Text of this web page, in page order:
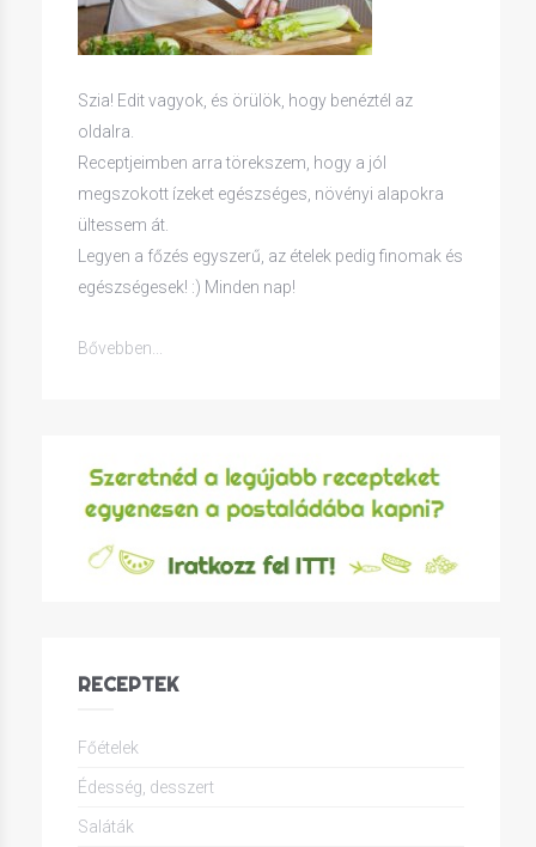
Szia! Edit vagyok, és örülök, hogy benéztél az
oldalra.
Receptjeimben arra törekszem, hogy a jól
megszokott ízeket egészséges, növényi alapokra
ültessem át.
Legyen a főzés egyszerű, az ételek pedig finomak és
egészségesek! :) Minden nap!
Bővebben...
RECEPTEK
Főételek
Édesség, desszert
Saláták